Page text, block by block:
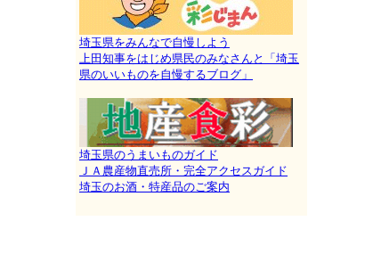
埼玉県をみんなで自慢しよう
上田知事をはじめ県民のみなさんと「埼玉
県のいいものを自慢するブログ」
埼玉県のうまいものガイド
ＪＡ農産物直売所・完全アクセスガイド
埼玉のお酒・特産品のご案内